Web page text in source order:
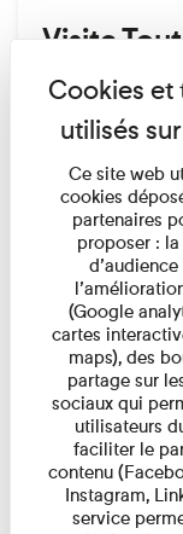
Visite
perdu son
Exposition
Du 15/08/2026 au
Il semblerait
Accompagnés
Agenda
Ce site web
cookies
partenaires
proposer :
(Google
cartes
maps), des
partage sur
sociaux qui
utilisateurs
faciliter le
contenu
Instagram,
service